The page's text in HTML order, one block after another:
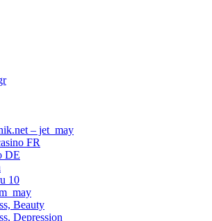
– jet_may
FR
DE
10
Beauty
Depression